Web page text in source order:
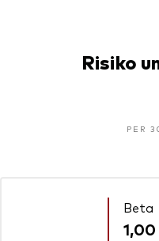
Risiko
PER
Beta
1,00